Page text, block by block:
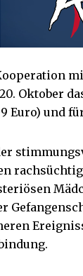
Oktober
Euro) und